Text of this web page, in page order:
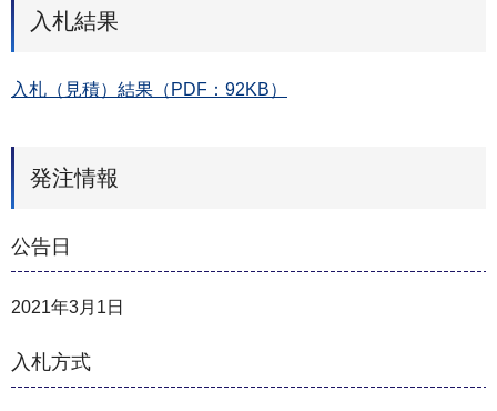
入札結果
入札（見積）結果（PDF：92KB）
発注情報
公告日
2021年3月1日
入札方式